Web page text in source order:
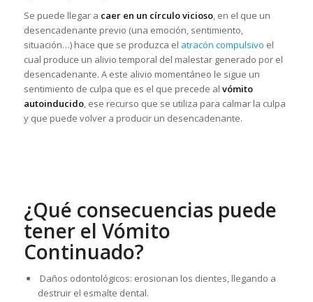
Se puede llegar a caer en un círculo vicioso, en el que un
desencadenante previo (una emoción, sentimiento,
situación…) hace que se produzca el atracón compulsivo el
cual produce un alivio temporal del malestar generado por el
desencadenante. A este alivio momentáneo le sigue un
sentimiento de culpa que es el que precede al vómito
autoinducido, ese recurso que se utiliza para calmar la culpa
y que puede volver a producir un desencadenante.
¿Qué consecuencias puede
tener el Vómito
Continuado?
Daños odontológicos: erosionan los dientes, llegando a
destruir el esmalte dental.